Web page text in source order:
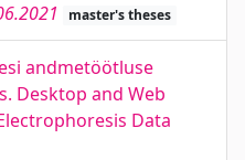
master's theses
andmetöötluse
Desktop and Web
Data